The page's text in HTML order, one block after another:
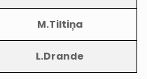
M.Tiltiņa
L.Drande